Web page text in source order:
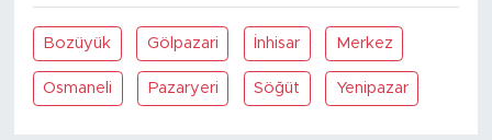
Bozüyük Gölpazari İnhisar Merkez
Osmaneli Pazaryeri Söğüt Yenipazar